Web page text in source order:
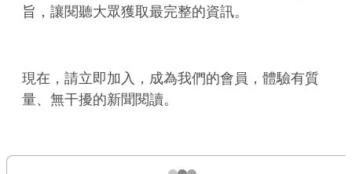
旨，讓閱聽大眾獲取最完整的資訊。
現在，請立即加入，成為我們的會員，體驗有質
量、無干擾的新聞閱讀。